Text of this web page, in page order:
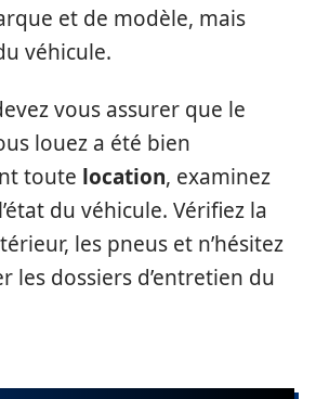
et de modèle, mais
véhicule.
vous assurer que le
louez a été bien
toute location, examinez
du véhicule. Vérifiez la
les pneus et n’hésitez
les dossiers d’entretien du